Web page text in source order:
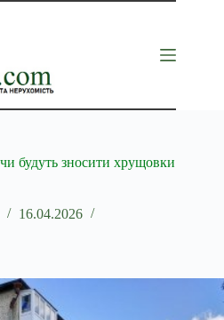
будуть зносити хрущовки
16.04.2026